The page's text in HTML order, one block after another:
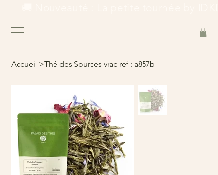
Accueil >Thé des Sources vrac ref : a857b